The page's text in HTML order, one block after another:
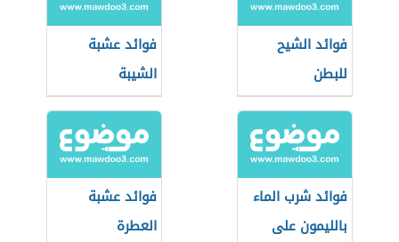
فوائد الشيح
للبطن
فوائد عشبة
الشيبة
فوائد شرب الماء
بالليمون على
فوائد عشبة
العطرة